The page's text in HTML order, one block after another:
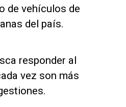
de vehículos de
del país.
responder al
vez son más